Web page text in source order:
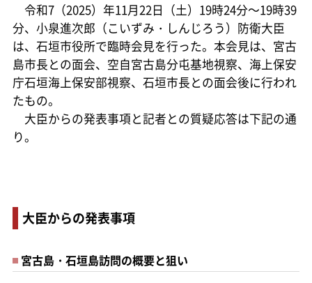
令和7（2025）年11月22日（土）19時24分～19時39
分、小泉進次郎（こいずみ・しんじろう）防衛大臣
は、石垣市役所で臨時会見を行った。本会見は、宮古
島市長との面会、空自宮古島分屯基地視察、海上保安
庁石垣海上保安部視察、石垣市長との面会後に行われ
たもの。
大臣からの発表事項と記者との質疑応答は下記の通
り。
大臣からの発表事項
宮古島・石垣島訪問の概要と狙い